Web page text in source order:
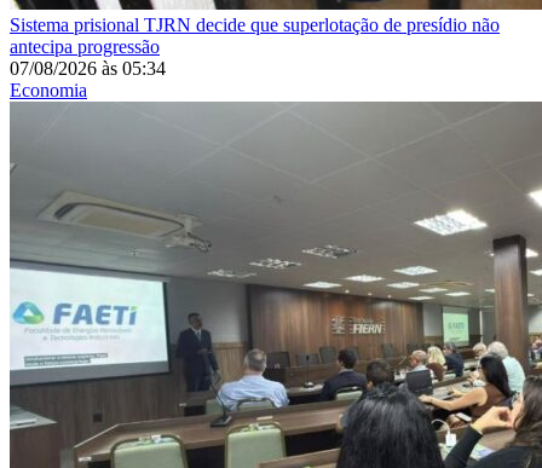
Sistema prisional TJRN decide que superlotação de presídio não
antecipa progressão
07/08/2026 às 05:34
Economia